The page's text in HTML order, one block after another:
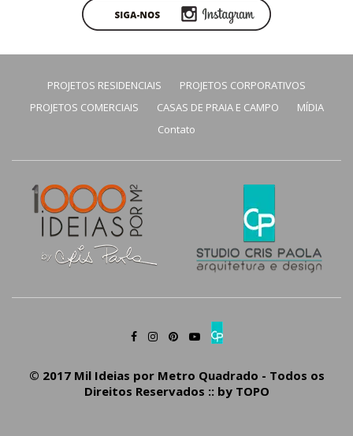
PROJETOS RESIDENCIAIS
PROJETOS CORPORATIVOS
PROJETOS COMERCIAIS
CASAS DE PRAIA E CAMPO
MÍDIA
Contato
© 2017 Mil Ideias por Metro Quadrado - Todos os
Direitos Reservados :: by TOPO